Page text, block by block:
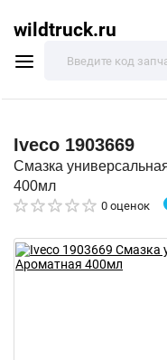
wildtruck.ru
Iveco 1903669
Смазка
400мл
0 оценок